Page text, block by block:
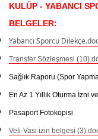
KULÜP - YABANCI
BELGELER:
Yabancı Sporcu
Transfer Sözleşmesi
Sağlık Raporu (Spor
En Az 1 Yıllık Oturma İzni
Pasaport Fotokopisi
Veli-Vasi izin belgesi